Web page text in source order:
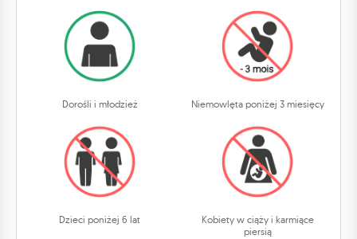
Dorośli i młodzież Niemowlęta poniżej 3 miesięcy
Dzieci poniżej 6 lat
Kobiety w ciąży i karmiące
piersią